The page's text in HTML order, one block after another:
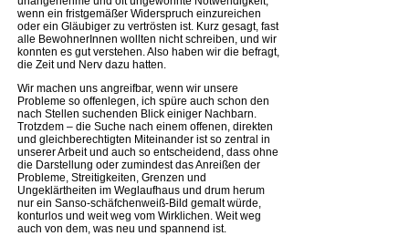
wenn ein fristgemäßer Widerspruch einzureichen
oder ein Gläubiger zu vertrösten ist. Kurz gesagt, fast
alle BewohnerInnen wollten nicht schreiben, und wir
konnten es gut verstehen. Also haben wir die befragt,
die Zeit und Nerv dazu hatten.
Wir machen uns angreifbar, wenn wir unsere
Probleme so offenlegen, ich spüre auch schon den
nach Stellen suchenden Blick einiger Nachbarn.
Trotzdem – die Suche nach einem offenen, direkten
und gleichberechtigten Miteinander ist so zentral in
unserer Arbeit und auch so entscheidend, dass ohne
die Darstellung oder zumindest das Anreißen der
Probleme, Streitigkeiten, Grenzen und
Ungeklärtheiten im Weglaufhaus und drum herum
nur ein Sanso-schäfchenweiß-Bild gemalt würde,
konturlos und weit weg vom Wirklichen. Weit weg
auch von dem, was neu und spannend ist.